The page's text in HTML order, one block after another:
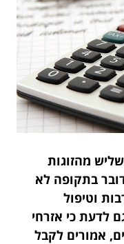
מהזוגות
בתקופה לא
וטיפול
לדעת כי אזרחי
אמורים לקבל